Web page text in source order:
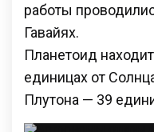
работы
Гавайях.
Планетоид
единицах от
Плутона — 39